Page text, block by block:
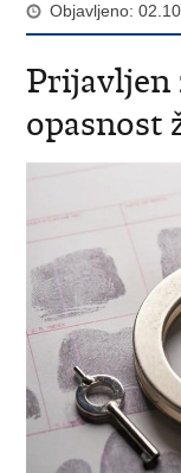
Objavljeno:
Prijavljen
opasnost